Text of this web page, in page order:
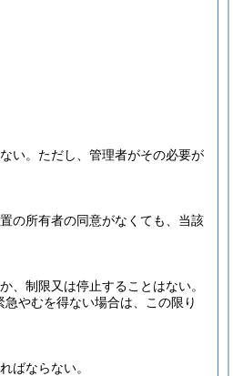
い。 ただし、管理者がその必要が
の所有者の同意がなくても、当該
、制限又は停止することはない。
急やむを得ない場合は、この限り
ばならない。